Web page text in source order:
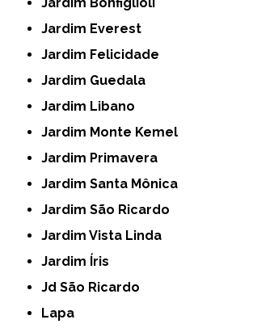
Jardim Bonfiglioli
Jardim Everest
Jardim Felicidade
Jardim Guedala
Jardim Libano
Jardim Monte Kemel
Jardim Primavera
Jardim Santa Mônica
Jardim São Ricardo
Jardim Vista Linda
Jardim Íris
Jd São Ricardo
Lapa